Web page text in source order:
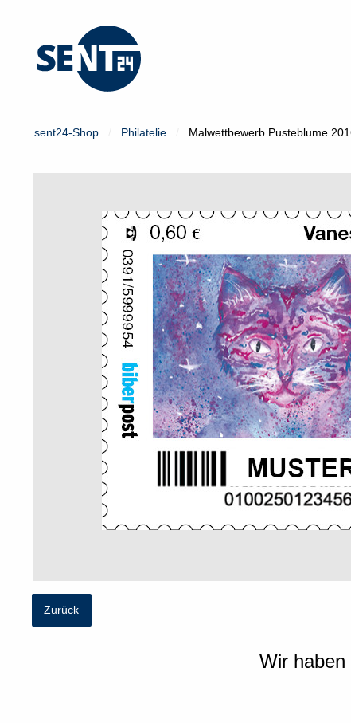
sent24-Shop Philatelie Malwettbewerb Pusteblume
Zurück
Wir haben